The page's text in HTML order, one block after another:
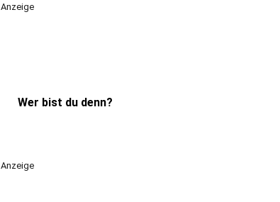
Anzeige
Wer bist du denn?
Anzeige